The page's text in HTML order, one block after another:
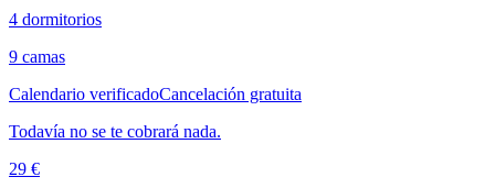
4 dormitorios
9 camas
Calendario verificadoCancelación gratuita
Todavía no se te cobrará nada.
29 €